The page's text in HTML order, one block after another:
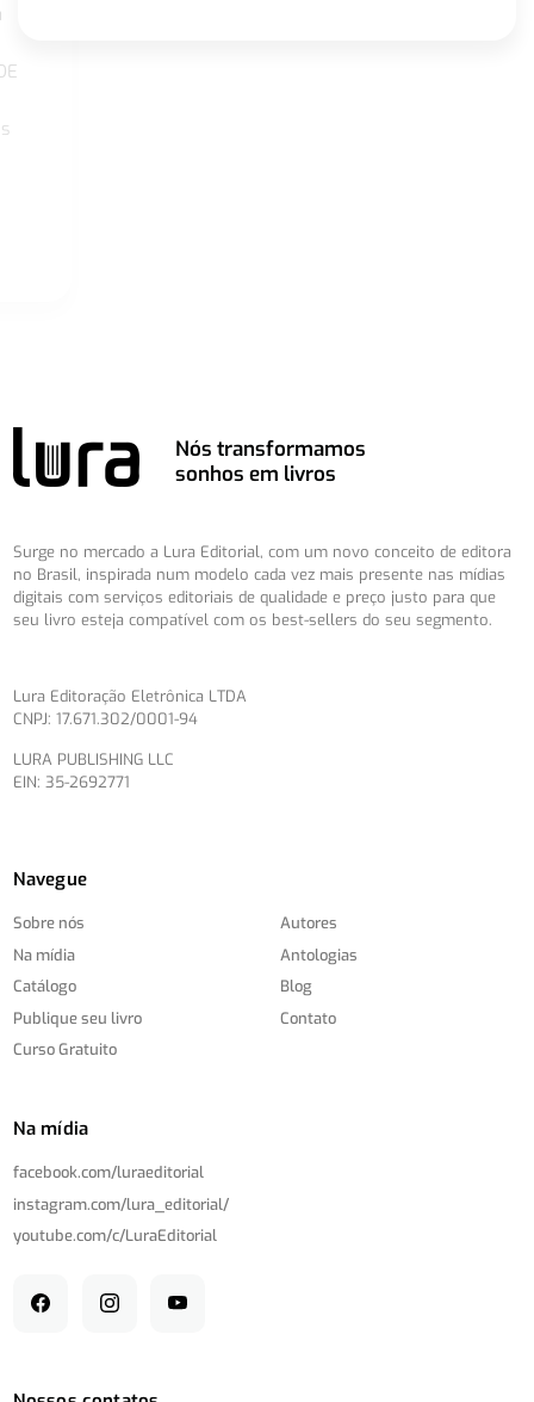
Nós transformamos
sonhos em livros
Surge no mercado a Lura Editorial, com um novo conceito de editora
no Brasil, inspirada num modelo cada vez mais presente nas mídias
digitais com serviços editoriais de qualidade e preço justo para que
seu livro esteja compatível com os best-sellers do seu segmento.
Lura Editoração Eletrônica LTDA
CNPJ: 17.671.302/0001-94
LURA PUBLISHING LLC
EIN: 35-2692771
Navegue
Sobre nós
Na mídia
Catálogo
Publique seu livro
Curso Gratuito
Autores
Antologias
Blog
Contato
Na mídia
facebook.com/luraeditorial
instagram.com/lura_editorial/
youtube.com/c/LuraEditorial